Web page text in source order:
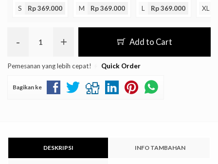
S Rp 369.000 M Rp 369.000 L Rp 369.000 XL
- + Add to Cart
Pemesanan yang lebih cepat! Quick Order
Bagikan ke
DESKRIPSI INFO TAMBAHAN